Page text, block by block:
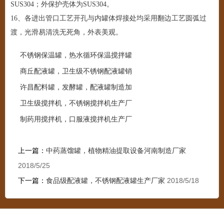
SUS304；外保护壳体为SUS304。
16、各进出管口工艺开孔与内罐体焊接处均采用翻边工艺圆弧过
渡，光滑易清洗无死角，外表美观。
不锈钢保温罐，热水循环保温搅拌罐
商丘配液罐，卫生级不锈钢配液罐销
许昌配料罐，发酵罐，配液罐制造加
卫生级搅拌机，不锈钢搅拌机生产厂
制药用搅拌机，口服液搅拌机生产厂
上一篇： 中药蒸馏罐，植物精油提取设备河南制造厂家
2018/5/25
下一篇： 食品级配液罐，不锈钢配液罐生产厂家 2018/5/18